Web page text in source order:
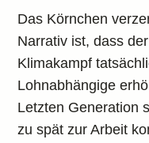
Das Körnchen
Narrativ ist, dass
Klimakampf
Lohnabhängige
Letzten Generation
zu spät zur Arbeit